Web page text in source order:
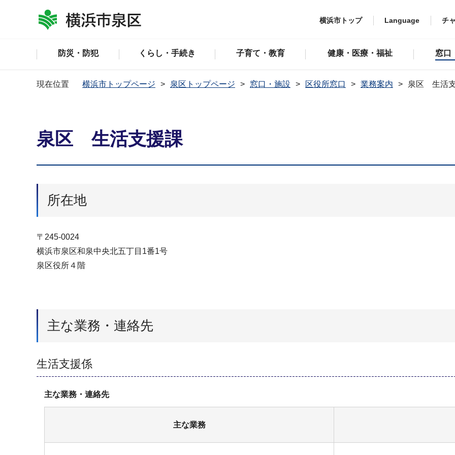
横浜市トップ Language チ
防災・防犯 くらし・手続き 子育て・教育 健康・医療・福祉 窓口
現在位置 横浜市トップページ 泉区トップページ 窓口・施設 区役所窓口 業務案内 泉区 生活
泉区 生活支援課
所在地
〒245-0024
横浜市泉区和泉中央北五丁目1番1号
泉区役所４階
主な業務・連絡先
生活支援係
主な業務・連絡先
主な業務